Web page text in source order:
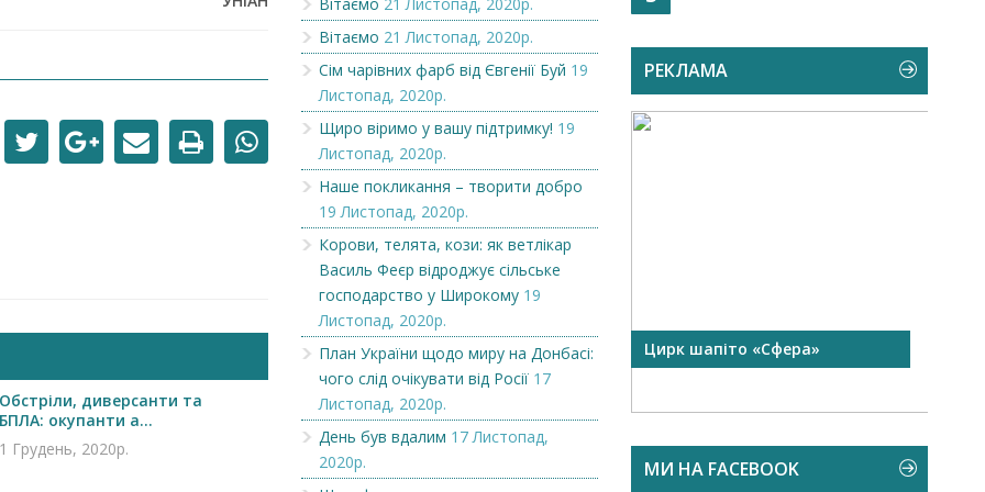
Обстріли, диверсанти та
БПЛА: окупанти а...
1 Грудень, 2020р.
Вітаємо 21 Листопад, 2020р.
Сім чарівних фарб від Євгенії Буй 19
Листопад, 2020р.
Щиро віримо у вашу підтримку! 19
Листопад, 2020р.
Наше покликання – творити добро
19 Листопад, 2020р.
Корови, телята, кози: як ветлікар
Василь Феєр відроджує сільське
господарство у Широкому 19
Листопад, 2020р.
План України щодо миру на Донбасі:
чого слід очікувати від Росії 17
Листопад, 2020р.
День був вдалим 17 Листопад,
2020р.
РЕКЛАМА
Викупимо бруньки чорної
смородини...
Цирк шапіто «Сфера»
МИ НА FACEBOOK